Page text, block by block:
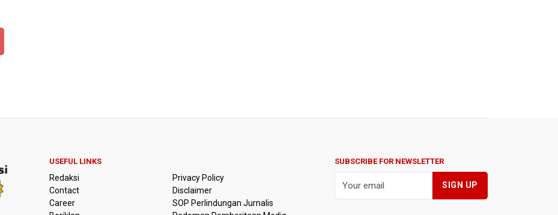
USEFUL LINKS
Redaksi
Contact
Career
Privacy Policy
Disclaimer
SOP Perlindungan Jurnalis
SUBSCRIBE FOR NEWSLETTER